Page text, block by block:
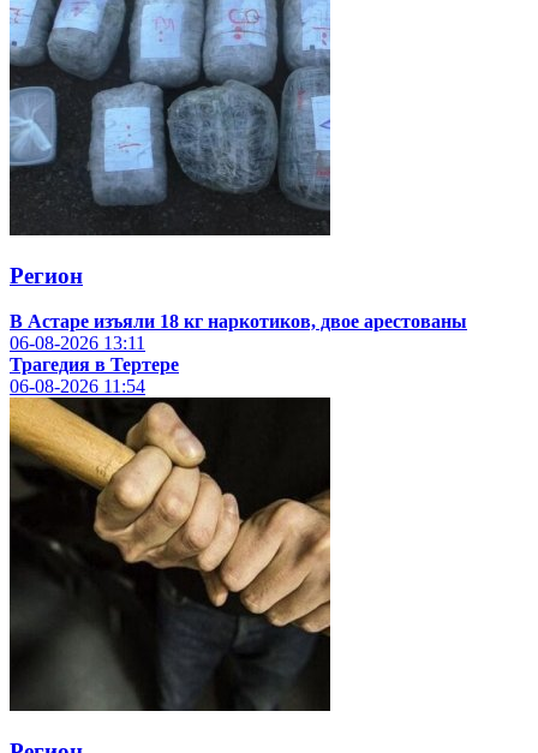
Регион
В Астаре изъяли 18 кг наркотиков, двое арестованы
06-08-2026 13:11
Трагедия в Тертере
06-08-2026 11:54